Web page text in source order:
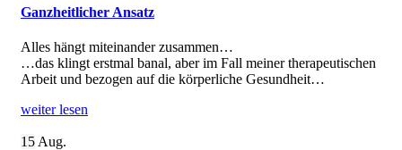
Ganzheitlicher Ansatz
Alles hängt miteinander zusammen…
…das klingt erstmal banal, aber im Fall meiner therapeutischen
Arbeit und bezogen auf die körperliche Gesundheit…
weiter lesen
15 Aug.